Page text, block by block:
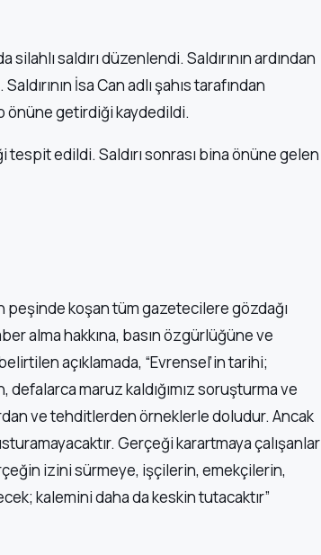
saldırı düzenlendi. Saldırının ardından
İsa Can adlı şahıs tarafından
önüne getirdiği kaydedildi.
edildi. Saldırı sonrası bina önüne gelen
peşinde koşan tüm gazetecilere gözdağı
alma hakkına, basın özgürlüğüne ve
açıklamada, “Evrensel’in tarihi;
maruz kaldığımız soruşturma ve
ve tehditlerden örneklerle doludur. Ancak
Gerçeği karartmaya çalışanlar
izini sürmeye, işçilerin, emekçilerin,
kalemini daha da keskin tutacaktır”